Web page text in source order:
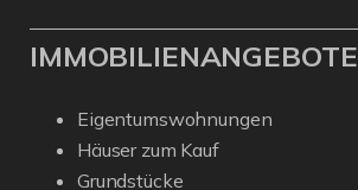
IMMOBILIENANGEBOTE
Eigentumswohnungen
Häuser zum Kauf
Grundstücke